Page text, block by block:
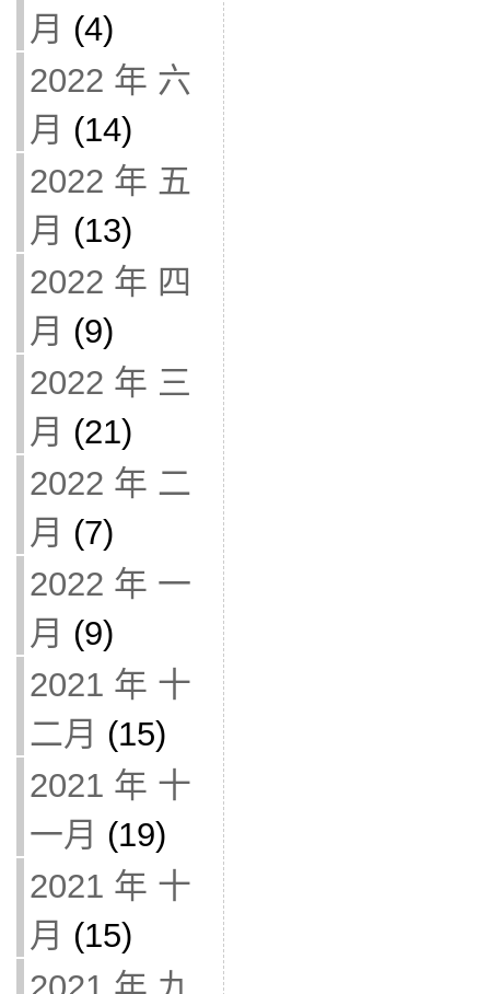
月 (4)
2022 年 六
月 (14)
2022 年 五
月 (13)
2022 年 四
月 (9)
2022 年 三
月 (21)
2022 年 二
月 (7)
2022 年 一
月 (9)
2021 年 十
二月 (15)
2021 年 十
一月 (19)
2021 年 十
月 (15)